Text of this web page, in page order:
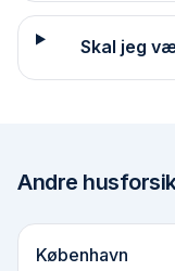
Skal jeg
Andre
København